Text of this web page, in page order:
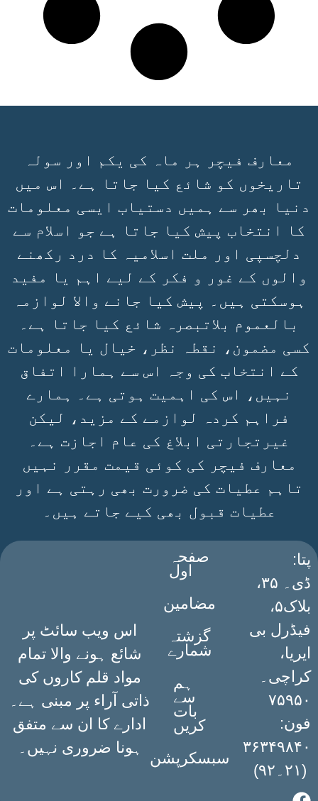
معارف فیچر ہر ماہ کی یکم اور سولہ
تاریخوں کو شائع کیا جاتا ہے۔ اس میں
دنیا بھر سے ہمیں دستیاب ایسی معلومات
کا انتخاب پیش کیا جاتا ہے جو اسلام سے
دلچسپی اور ملت اسلامیہ کا درد رکھنے
والوں کے غور و فکر کے لیے اہم یا مفید
ہوسکتی ہیں۔ پیش کیا جانے والا لوازمہ
بالعموم بلاتبصرہ شائع کیا جاتا ہے۔
کسی مضمون، نقطہ نظر، خیال یا معلومات
کے انتخاب کی وجہ اس سے ہمارا اتفاق
نہیں، اس کی اہمیت ہوتی ہے۔ ہمارے
فراہم کردہ لوازمے کے مزید، لیکن
غیرتجارتی ابلاغ کی عام اجازت ہے۔
معارف فیچر کی کوئی قیمت مقرر نہیں
تاہم عطیات کی ضرورت بھی رہتی ہے اور
عطیات قبول بھی کیے جاتے ہیں۔
:پتا
ڈی۔ ۳۵،
بلاک۵،
فیڈرل بی
ایریا،
کراچی۔
۷۵۹۵۰
فون:
(۲۱۔۹۲)
صفحہ
اول
مضامین
گزشتہ
شمارے
ہم
سے
بات
کریں
سبسکرپشن
اس ویب سائٹ پر
شائع ہونے والا تمام
مواد قلم کاروں کی
ذاتی آراء پر مبنی ہے۔
ادارے کا ان سے متفق
ہونا ضروری نہیں۔